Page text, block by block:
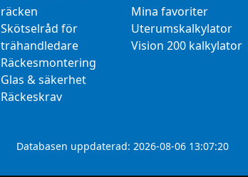
räcken
Skötselråd för
trähandledare
Räckesmontering
Glas & säkerhet
Räckeskrav
Mina favoriter
Uterumskalkylator
Vision 200 kalkylator
Databasen uppdaterad: 2026-08-06 13:07:20